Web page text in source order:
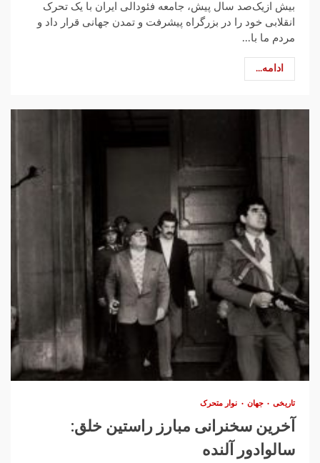
بیش ازیک‌صد سال پیش، جامعه فئودالی ایران با یک تحرک
انقلابی خود را در بزرگراه پیشرفت و تمدن جهانی قرار داد و
مردم ما با...
ادامه...
تاریخی جهان نوار متحرک
آخرین سخنرانی مبارز راستین خلق:
سالوادور آلنده